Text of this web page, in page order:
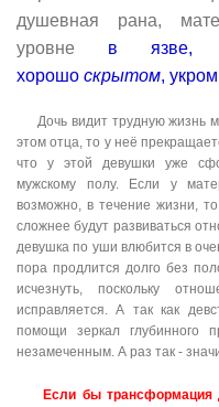
душевная рана,
уровне в язве,
хорошо скрытом,
Дочь видит трудную жизнь
этом отца, то у неё
что у этой девушки уже
мужскому полу. Если у
возможно, в течение жизни,
сложнее будут развиваться
девушка по уши влюбится в
пора продлится долго без
исчезнуть, поскольку
исправляется. А так как
помощи зеркал глубинного
незамеченным. А раз так -
Если бы